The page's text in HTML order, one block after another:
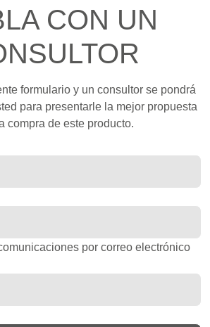
CON UN
formulario y un consultor se pondrá
para presentarle la mejor propuesta
compra de este producto.
por correo electrónico